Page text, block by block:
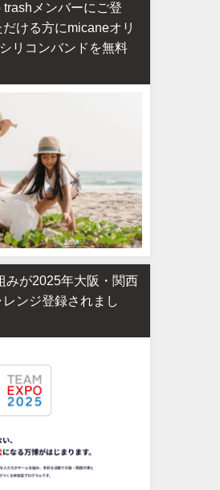
メンバーにご登
ける方にmicaneオリ
リコンバンドを無料
みが2025年大阪・関西
ンジ登録されまし